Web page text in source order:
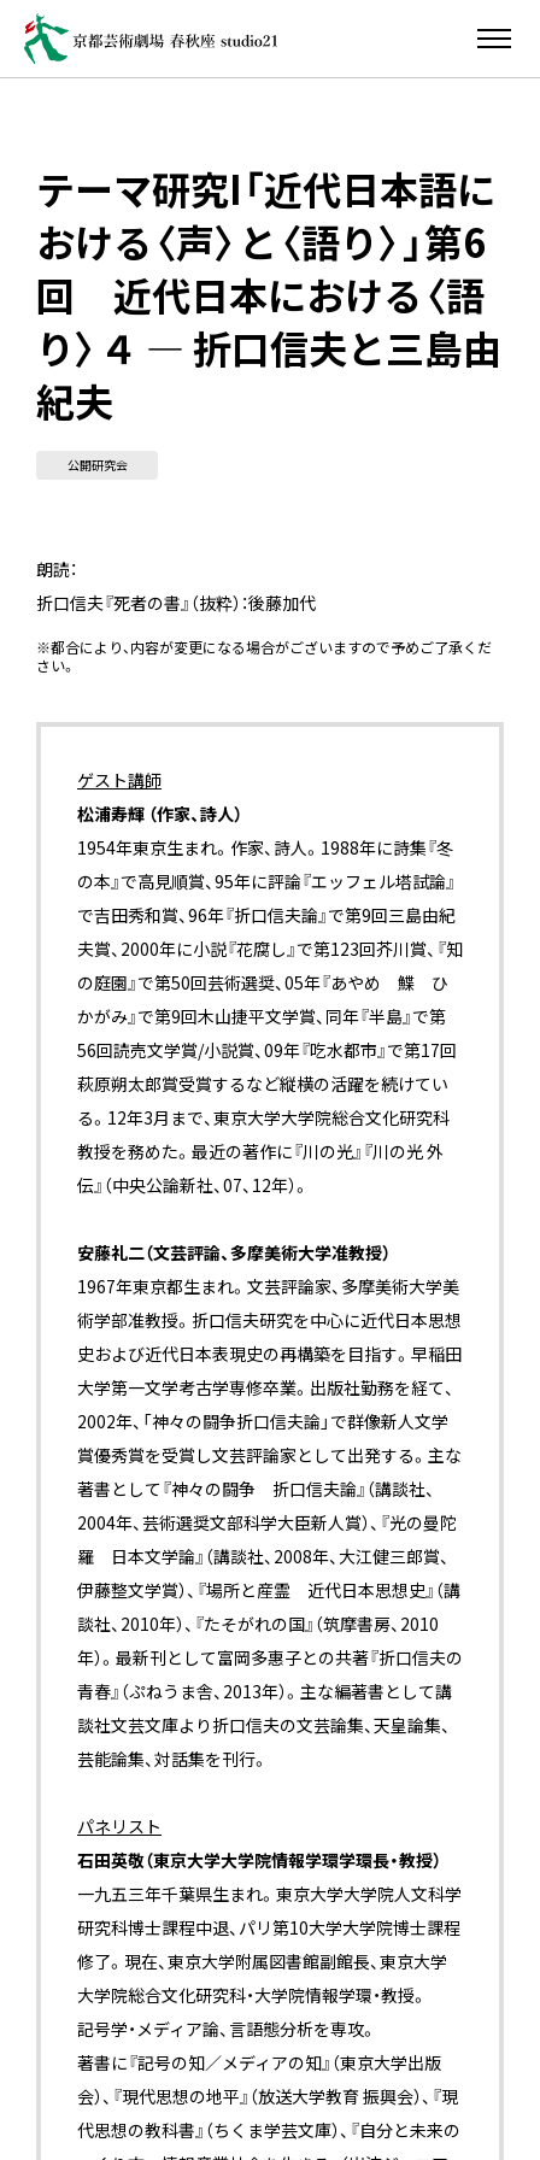
テーマ研究I「近代日本語に
おける〈声〉と〈語り〉」第6
回 近代日本における〈語
り〉４ ― 折口信夫と三島由
紀夫
公開研究会
朗読：
折口信夫『死者の書』（抜粋）：後藤加代
※都合により、内容が変更になる場合がございますので予めご了承くだ
さい。
ゲスト講師
松浦寿輝 （作家、詩人）
1954年東京生まれ。作家、詩人。1988年に詩集『冬
の本』で高見順賞、95年に評論『エッフェル塔試論』
で吉田秀和賞、96年『折口信夫論』で第9回三島由紀
夫賞、2000年に小説『花腐し』で第123回芥川賞、『知
の庭園』で第50回芸術選奨、05年『あやめ 鰈 ひ
かがみ』で第9回木山捷平文学賞、同年『半島』で第
56回読売文学賞/小説賞、09年『吃水都市』で第17回
萩原朔太郎賞受賞するなど縦横の活躍を続けてい
る。12年3月まで、東京大学大学院総合文化研究科
教授を務めた。最近の著作に『川の光』『川の光 外
伝』（中央公論新社、07、12年）。
安藤礼二（文芸評論、多摩美術大学准教授）
1967年東京都生まれ。文芸評論家、多摩美術大学美
術学部准教授。折口信夫研究を中心に近代日本思想
史および近代日本表現史の再構築を目指す。早稲田
大学第一文学考古学専修卒業。出版社勤務を経て、
2002年、「神々の闘争――折口信夫論」で群像新人文学
賞優秀賞を受賞し文芸評論家として出発する。主な
著書として『神々の闘争 折口信夫論』（講談社、
2004年、芸術選奨文部科学大臣新人賞）、『光の曼陀
羅 日本文学論』（講談社、2008年、大江健三郎賞、
伊藤整文学賞）、『場所と産霊 近代日本思想史』（講
談社、2010年）、『たそがれの国』（筑摩書房、2010
年）。最新刊として富岡多惠子との共著『折口信夫の
青春』（ぷねうま舎、2013年）。主な編著書として講
談社文芸文庫より折口信夫の文芸論集、天皇論集、
芸能論集、対話集を刊行。
パネリスト
石田英敬（東京大学大学院情報学環学環長・教授）
一九五三年千葉県生まれ。東京大学大学院人文科学
研究科博士課程中退、パリ第10大学大学院博士課程
修了。現在、東京大学附属図書館副館長、東京大学
大学院総合文化研究科・大学院情報学環・教授。
記号学・メディア論、言語態分析を専攻。
著書に『記号の知／メディアの知』（東京大学出版
会）、『現代思想の地平』（放送大学教育 振興会）、『現
代思想の教科書』（ちくま学芸文庫）、『自分と未来の